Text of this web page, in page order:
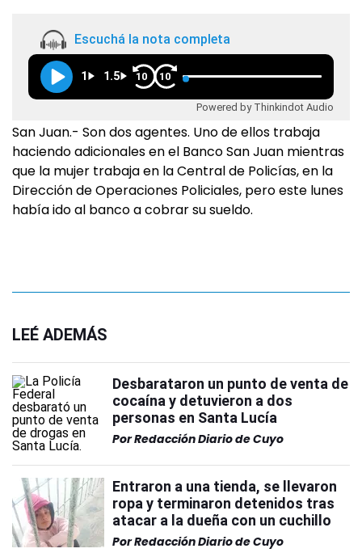
Escuchá la nota completa
1 1.5 10 10
Powered by Thinkindot Audio
San Juan.- Son dos agentes. Uno de ellos trabaja
haciendo adicionales en el Banco San Juan mientras
que la mujer trabaja en la Central de Policías, en la
Dirección de Operaciones Policiales, pero este lunes
había ido al banco a cobrar su sueldo.
LEÉ ADEMÁS
Desbarataron un punto de venta de
cocaína y detuvieron a dos
personas en Santa Lucía
PorRedacción Diario de Cuyo
Entraron a una tienda, se llevaron
ropa y terminaron detenidos tras
atacar a la dueña con un cuchillo
PorRedacción Diario de Cuyo